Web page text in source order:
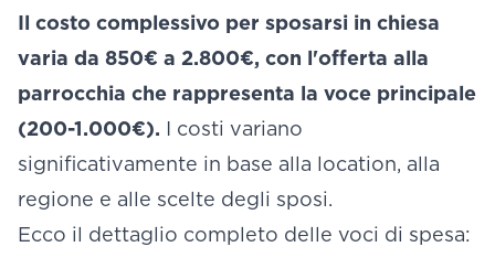
Il costo complessivo per sposarsi in chiesa
varia da 850€ a 2.800€, con l'offerta alla
parrocchia che rappresenta la voce principale
(200-1.000€). I costi variano
significativamente in base alla location, alla
regione e alle scelte degli sposi.
Ecco il dettaglio completo delle voci di spesa: